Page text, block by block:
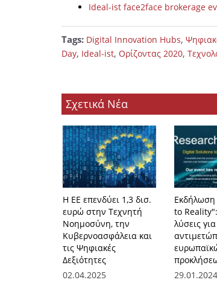
Ideal-ist face2face brokerage
Tags: Digital Innovation Hubs,
Day, Ideal-ist, Ορίζοντας 2020,
Σχετικά Νέα
Η ΕΕ επενδύει 1,3 δισ.
ευρώ στην Τεχνητή
Νοημοσύνη, την
Κυβερνοασφάλεια και
τις Ψηφιακές
Δεξιότητες
02.04.2025
to
λύσεις
29.01.2024